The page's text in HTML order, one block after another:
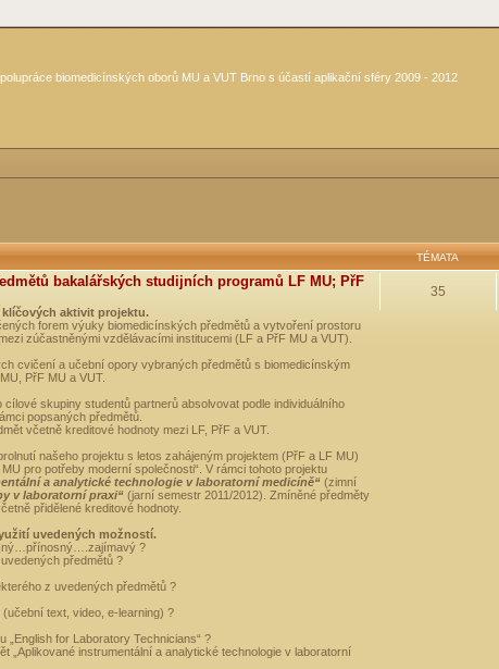
biomedicínských oborů MU a VUT Brno s účastí aplikační sféry 2009 - 2012
TÉMATA
bakalářských studijních programů LF MU; PřF
aktivit projektu.
forem výuky biomedicínských předmětů a vytvoření prostoru
zúčastněnými vzdělávacími institucemi (LF a PřF MU a VUT).
cvičení a učební opory vybraných předmětů s biomedicínským
PřF MU a VUT.
skupiny studentů partnerů absolvovat podle individuálního
popsaných předmětů.
včetně kreditové hodnoty mezi LF, PřF a VUT.
našeho projektu s letos zahájeným projektem (PřF a LF MU)
pro potřeby moderní společnosti“. V rámci tohoto projektu
a analytické technologie v laboratorní medicíně“ (zimní
v laboratorní praxi“ (jarní semestr 2011/2012). Zmíněné předměty
přidělené kreditové hodnoty.
uvedených možností.
?
předmětů ?
z uvedených předmětů ?
text, video, e-learning) ?
for Laboratory Technicians“ ?
„Aplikované instrumentální a analytické technologie v laboratorní
35